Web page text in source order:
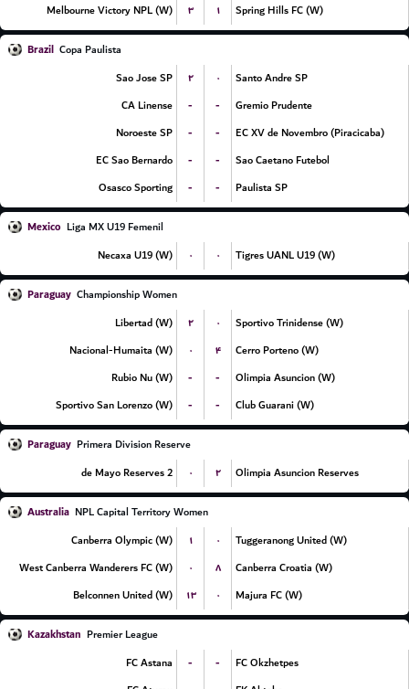
Melbourne Victory NPL (W)
۳ ۱ Spring Hills FC (W)
Brazil Copa Paulista
Sao Jose SP
۲ ۰
Santo Andre SP
CA Linense
- -
Gremio Prudente
Noroeste SP
- -
EC XV de Novembro (Piracicaba)
EC Sao Bernardo
- -
Sao Caetano Futebol
Osasco Sporting
- - Paulista SP
Mexico Liga MX U19 Femenil
Necaxa U19 (W)
۰ ۰ Tigres UANL U19 (W)
Paraguay Championship Women
Libertad (W)
۲ ۰
Sportivo Trinidense (W)
Nacional-Humaita (W)
۰ ۴
Cerro Porteno (W)
Rubio Nu (W)
- -
Olimpia Asuncion (W)
Sportivo San Lorenzo (W)
- - Club Guarani (W)
Paraguay Primera Division Reserve
2 de Mayo Reserves
۰ ۲ Olimpia Asuncion Reserves
Australia NPL Capital Territory Women
Canberra Olympic (W)
۱ ۰
Tuggeranong United (W)
West Canberra Wanderers FC (W)
۰ ۸
Canberra Croatia (W)
Belconnen United (W)
۱۳ ۰ Majura FC (W)
Kazakhstan Premier League
FC Astana
- -
FC Okzhetpes